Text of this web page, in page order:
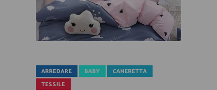
ARREDARE BABY
CAMERETTA
TESSILE